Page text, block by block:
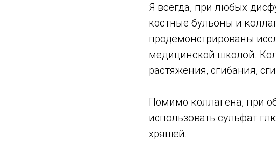
Я всегда, при любых
костные бульоны и
продемонстрированы
медицинской школой.
растяжения, сгибания,
Помимо коллагена, при
использовать сульфат
хрящей.